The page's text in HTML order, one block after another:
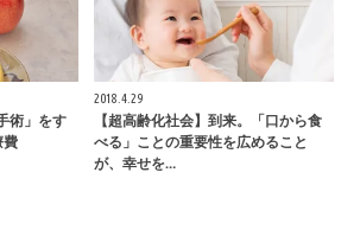
術」をす
2018.4.29
【超高齢化社会】到来。「口から食
べる」ことの重要性を広めること
が、幸せを…